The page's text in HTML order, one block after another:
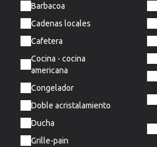
Barbacoa
Cadenas locales
Cafetera
Cocina - cocina
americana
Congelador
Doble acristalamiento
Ducha
Grille-pain